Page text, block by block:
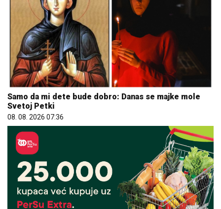
Samo da mi dete bude dobro: Danas se majke mole
Svetoj Petki
08. 08. 2026 07:36